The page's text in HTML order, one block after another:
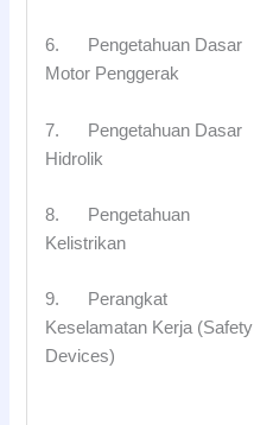
6. Pengetahuan Dasar
Motor Penggerak
7. Pengetahuan Dasar
Hidrolik
8. Pengetahuan
Kelistrikan
9. Perangkat
Keselamatan Kerja (Safety
Devices)